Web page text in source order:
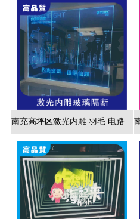
南充高坪区激光内雕 羽毛 电路板 3d效果展现